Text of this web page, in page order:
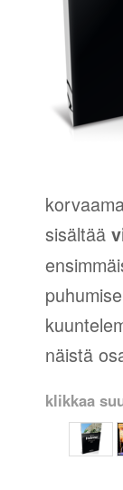
sisältää
näistä
klikkaa